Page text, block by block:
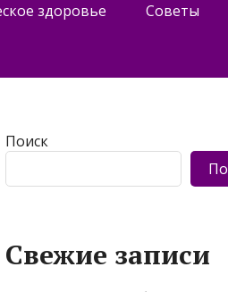
здоровье Советы
Поиск
Свежие записи